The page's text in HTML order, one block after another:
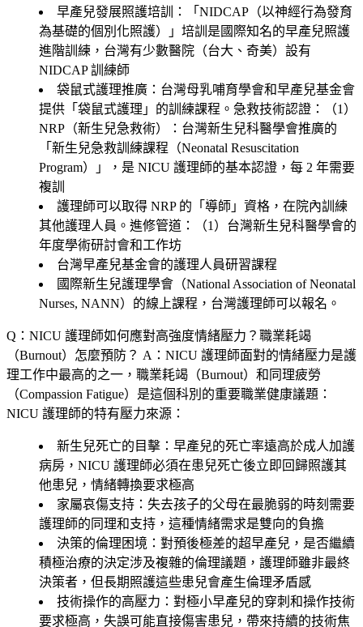
早產兒發展照護培訓
：「NIDCAP（以神經行為發育
為基礎的個別化照護）」培訓是國際知名的早產兒照護
進階訓練，台灣有少數醫院（台大、奇美）設有
NIDCAP 訓練師
袋鼠式護理推廣 ：台灣母乳哺育學會和早產兒基金會
提供「袋鼠式護理」的訓練課程。急救技術認證：（1）
NRP（新生兒急救術）
：台灣新生兒科醫學會推廣的
「新生兒急救訓練課程（Neonatal Resuscitation
Program）」，是 NICU 護理師的基本認證，每 2 年需要
複訓
護理師可以取得 NRP 的「導師」資格，在院內訓練
其他護理人員。進修管道：（1）台灣新生兒科醫學會的
年度學術研討會和工作坊
台灣早產兒基金會的護理人員研習課程
國際新生兒護理學會（National Association of Neonatal
Nurses, NANN）的線上課程，台灣護理師可以報名。
Q：NICU 護理師如何應對高強度情緒壓力？職業耗竭
（Burnout）怎麼預防？ A：NICU 護理師面對的情緒壓力是護
理工作中最高的之一，職業耗竭（Burnout）和同理疲勞
（Compassion Fatigue）是這個科別的重要職業健康議題：
NICU 護理師的特有壓力來源：
新生兒死亡的目擊 ：早產兒的死亡率遠高於成人加護
病房，NICU 護理師必須在患兒死亡後立即回歸照護其
他患兒，情緒轉換要求極高
家屬哀傷支持 ：失去孩子的父母在最脆弱的時刻需要
護理師的同理和支持，這種情緒需求是雙向的負擔
決策的倫理困境 ：對預後極差的超早產兒，是否繼續
積極治療的決定涉及複雜的倫理議題，護理師雖非最終
決策者，但長期照護這些患兒會產生倫理矛盾感
技術操作的高壓力 ：對極小早產兒的穿刺和操作技術
要求極高，失誤可能直接傷害患兒，帶來持續的技術焦